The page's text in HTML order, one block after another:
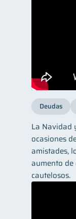
Deudas
La Navidad
ocasiones
amistades,
aumento de
cautelosos.